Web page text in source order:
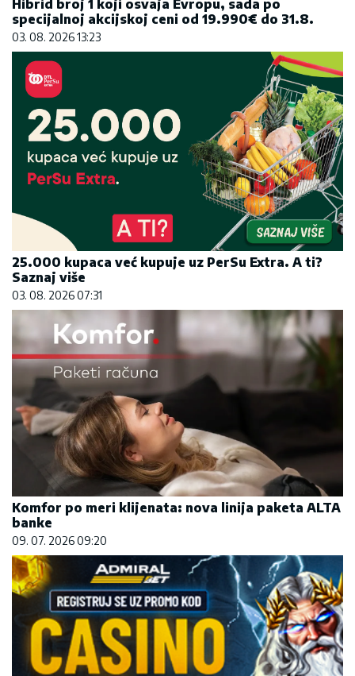
Hibrid broj 1 koji osvaja Evropu, sada po
specijalnoj akcijskoj ceni od 19.990€ do 31.8.
03. 08. 2026 13:23
25.000 kupaca već kupuje uz PerSu Extra. A ti?
Saznaj više
03. 08. 2026 07:31
Komfor po meri klijenata: nova linija paketa ALTA
banke
09. 07. 2026 09:20